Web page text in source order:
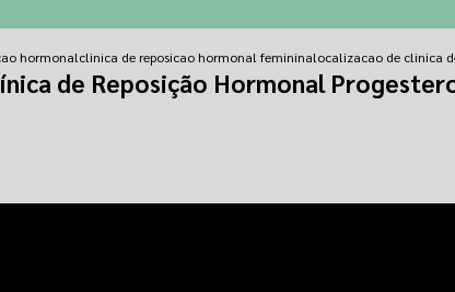
hormonalclinica de reposicao hormonal femininalocalizacao de clinica
de Reposição Hormonal